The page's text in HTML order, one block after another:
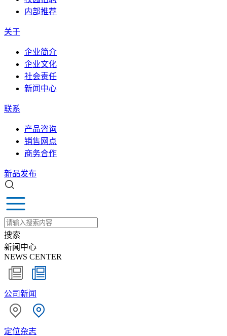
内部推荐
关于
企业简介
企业文化
社会责任
新闻中心
联系
产品咨询
销售网点
商务合作
新品发布
搜索
新闻中心
NEWS CENTER
公司新闻
定位杂志